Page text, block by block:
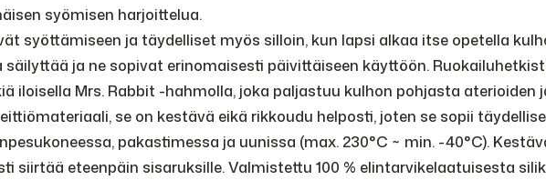
syömisen harjoittelua.
syöttämiseen ja täydelliset myös silloin, kun lapsi alkaa itse opetella
ja ne sopivat erinomaisesti päivittäiseen käyttöön.
iloisella Mrs. Rabbit -hahmolla, joka paljastuu kulhon pohjasta aterioiden
se on kestävä eikä rikkoudu helposti, joten se sopii
pakastimessa ja uunissa (max. 230°C ~ min. -40°C).
siirtää eteenpäin sisaruksille. Valmistettu 100 % elintarvikelaatuisesta